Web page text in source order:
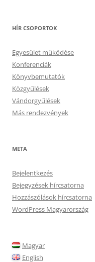
HÍR CSOPORTOK
Egyesület működése
Konferenciák
Könyvbemutatók
Közgyűlések
Vándorgyűlések
Más rendezvények
META
Bejelentkezés
Bejegyzések hírcsatorna
Hozzászólások hírcsatorna
WordPress Magyarország
Magyar
English